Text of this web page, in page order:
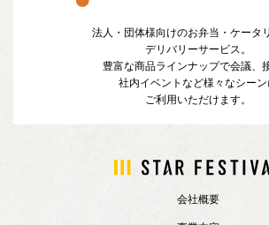
法人・団体様向けのお弁当・ケータ
デリバリーサービス。
豊富な商品ラインナップで会議、接
社内イベントなど様々なシーン
ご利用いただけます。
会社概要